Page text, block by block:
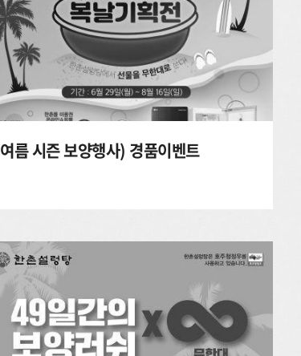
여름 시즌 보양행사) 경품이벤트